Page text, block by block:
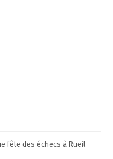
fête des échecs à Rueil-